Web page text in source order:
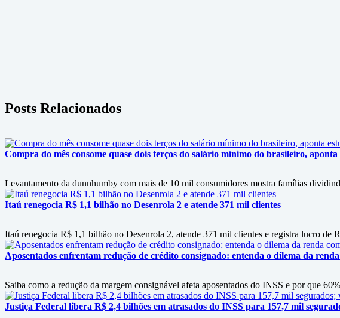
Posts Relacionados
Compra do mês consome quase dois terços do salário mínimo do brasileiro, aponta
Levantamento da dunnhumby com mais de 10 mil consumidores mostra famílias
Itaú renegocia R$ 1,1 bilhão no Desenrola 2 e atende 371 mil clientes
Itaú renegocia R$ 1,1 bilhão no Desenrola 2, atende 371 mil clientes e registra lucro de
Aposentados enfrentam redução de crédito consignado: entenda o dilema da
Saiba como a redução da margem consignável afeta aposentados do INSS e por que
Justiça Federal libera R$ 2,4 bilhões em atrasados do INSS para 157,7 mil